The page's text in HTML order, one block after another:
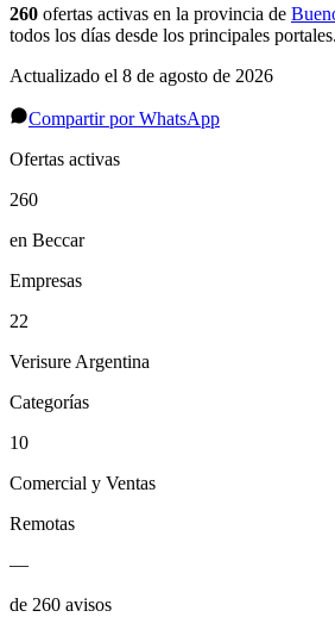
260 ofertas activas en la provincia de
todos los días desde los principales portales.
Actualizado el 8 de agosto de 2026
Compartir por WhatsApp
Ofertas activas
260
en Beccar
Empresas
22
Verisure Argentina
Categorías
10
Comercial y Ventas
Remotas
—
de 260 avisos